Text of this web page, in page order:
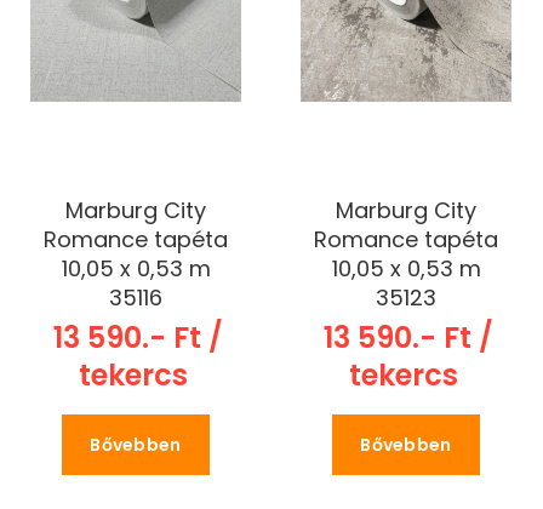
Marburg City
Romance tapéta
10,05 x 0,53 m
35116
13 590.- Ft /
tekercs
Bővebben
Marburg City
Romance tapéta
10,05 x 0,53 m
35123
13 590.- Ft /
tekercs
Bővebben